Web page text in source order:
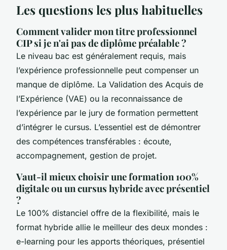
Les questions les plus habituelles
Comment valider mon titre professionnel
CIP si je n'ai pas de diplôme préalable ?
Le niveau bac est généralement requis, mais
l’expérience professionnelle peut compenser un
manque de diplôme. La Validation des Acquis de
l’Expérience (VAE) ou la reconnaissance de
l’expérience par le jury de formation permettent
d’intégrer le cursus. L’essentiel est de démontrer
des compétences transférables : écoute,
accompagnement, gestion de projet.
Vaut-il mieux choisir une formation 100%
digitale ou un cursus hybride avec présentiel
?
Le 100% distanciel offre de la flexibilité, mais le
format hybride allie le meilleur des deux mondes :
e-learning pour les apports théoriques, présentiel